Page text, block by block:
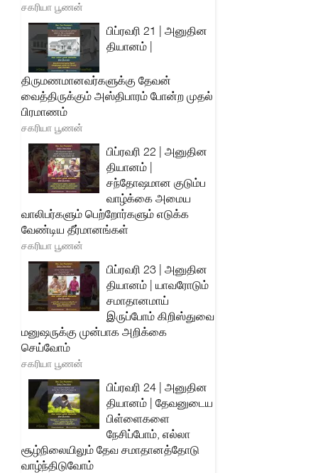
சகரியா பூணன்
பிப்ரவரி 21 | அனுதின
தியானம் |
திருமணமானவர்களுக்கு தேவன்
வைத்திருக்கும் அஸ்திபாரம் போன்ற முதல்
பிரமாணம்
சகரியா பூணன்
பிப்ரவரி 22 | அனுதின
தியானம் |
சந்தோஷமான குடும்ப
வாழ்க்கை அமைய
வாலிபர்களும் பெற்றோர்களும் எடுக்க
வேண்டிய தீர்மானங்கள்
சகரியா பூணன்
பிப்ரவரி 23 | அனுதின
தியானம் | யாவரோடும்
சமாதானமாய்
இருப்போம் கிறிஸ்துவை
மனுஷருக்கு முன்பாக அறிக்கை
செய்வோம்
சகரியா பூணன்
பிப்ரவரி 24 | அனுதின
தியானம் | தேவனுடைய
பிள்ளைகளை
நேசிப்போம், எல்லா
சூழ்நிலையிலும் தேவ சமாதானத்தோடு
வாழ்ந்திடுவோம்